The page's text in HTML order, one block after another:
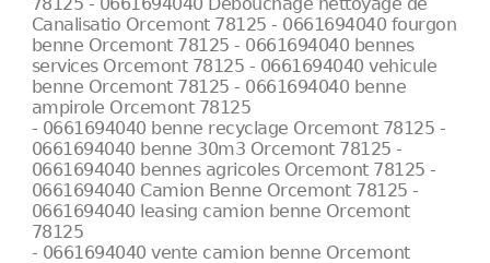
Canalisatio Orcemont 78125 - 0661694040 fourgon
benne Orcemont 78125 - 0661694040 bennes
services Orcemont 78125 - 0661694040 vehicule
benne Orcemont 78125 - 0661694040 benne
ampirole Orcemont 78125
- 0661694040 benne recyclage Orcemont 78125 -
0661694040 benne 30m3 Orcemont 78125 -
0661694040 bennes agricoles Orcemont 78125 -
0661694040 Camion Benne Orcemont 78125 -
0661694040 leasing camion benne Orcemont
78125
- 0661694040 vente camion benne Orcemont